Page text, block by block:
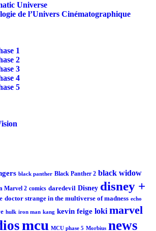
Universe
de l’Univers Cinématographique
1
2
3
4
5
black panther Black Panther 2 black widow
Marvel 2 comics daredevil Disney disney +
doctor strange in the multiverse of madness echo
hulk iron man kang kevin feige loki marvel
mcu MCU phase 5 Morbius news